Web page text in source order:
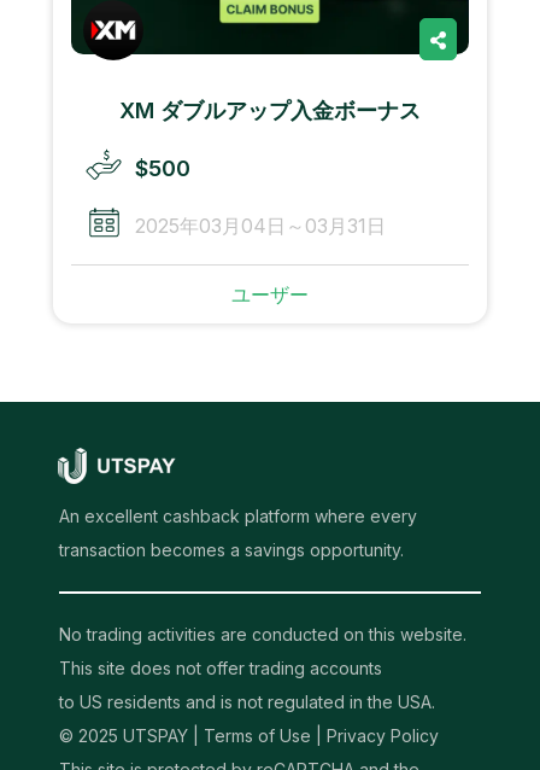
XM ダブルアップ入金ボーナス
$500
2025年03月04日～03月31日
ユーザー
An excellent cashback platform where every
transaction becomes a savings opportunity.
No trading activities are conducted on this website.
This site does not offer trading accounts
to US residents and is not regulated in the USA.
© 2025 UTSPAY | Terms of Use
Privacy Policy